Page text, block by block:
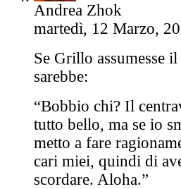
Andrea Zhok
martedì, 12 Marzo,
Se Grillo assumesse
sarebbe:
“Bobbio chi? Il
tutto bello, ma se io
metto a fare
cari miei, quindi di
scordare. Aloha.”